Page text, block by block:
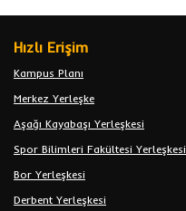
Hızlı Erişim
Kampus Planı
Merkez Yerleşke
Aşağı Kayabaşı Yerleşkesi
Spor Bilimleri Fakültesi Yerleşkesi
Bor Yerleşkesi
Derbent Yerleşkesi